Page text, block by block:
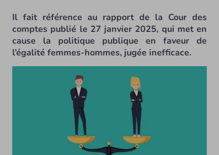
Il fait référence au rapport de la Cour des
comptes publié le 27 janvier 2025, qui met en
cause la politique publique en faveur de
l’égalité femmes-hommes, jugée inefficace.